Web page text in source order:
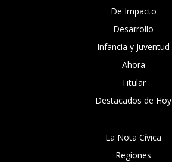
De Impacto
Desarrollo
Infancia y Juventud
Ahora
Titular
Destacados de Hoy
La Nota Cívica
Regiones